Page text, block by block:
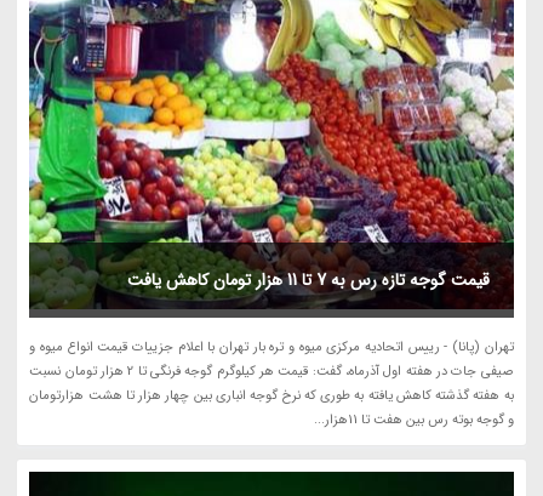
قیمت گوجه تازه رس به 7 تا 11 هزار تومان کاهش یافت
تهران (پانا) - رییس اتحادیه مرکزی میوه و تره بار تهران با اعلام جزییات قیمت انواع میوه و
صیفی جات در هفته اول آذرماه، گفت: قیمت هر کیلوگرم گوجه فرنگی تا 2 هزار تومان نسبت
به هفته گذشته کاهش یافته به طوری که نرخ گوجه انباری بین چهار هزار تا هشت هزارتومان
و گوجه بوته رس بین هفت تا 11هزار...